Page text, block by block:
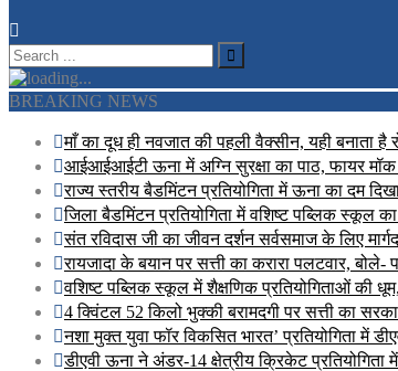
BREAKING NEWS
माँ का दूध ही नवजात की पहली वैक्सीन, यही बनाता
आईआईआईटी ऊना में अग्नि सुरक्षा का पाठ, फायर मॉक
राज्य स्तरीय बैडमिंटन प्रतियोगिता में ऊना का दम
जिला बैडमिंटन प्रतियोगिता में वशिष्ट पब्लिक स्कूल
संत रविदास जी का जीवन दर्शन सर्वसमाज के लिए
रायजादा के बयान पर सत्ती का करारा पलटवार,
वशिष्ट पब्लिक स्कूल में शैक्षणिक प्रतियोगिताओं की धूम,
4 क्विंटल 52 किलो भुक्की बरामदगी पर सत्ती का
नशा मुक्त युवा फॉर विकसित भारत’ प्रतियोगिता में
डीएवी ऊना ने अंडर-14 क्षेत्रीय क्रिकेट प्रतियोगिता